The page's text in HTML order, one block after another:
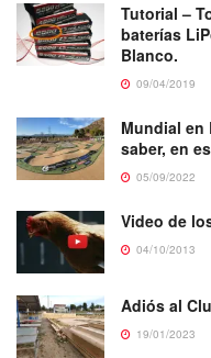
Tutorial –
baterías
Blanco.
09/04/2019
Mundial en
saber, en
05/09/2022
Video de
04/10/2013
Adiós al
19/01/2023